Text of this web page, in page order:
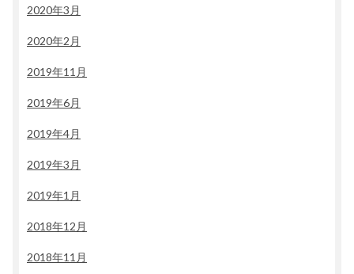
2020年3月
2020年2月
2019年11月
2019年6月
2019年4月
2019年3月
2019年1月
2018年12月
2018年11月